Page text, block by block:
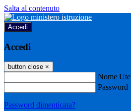
Salta al contenuto
Accedi
Accedi
button close ×
Nome
Password
Password dimenticata?